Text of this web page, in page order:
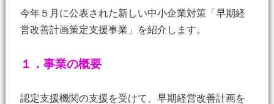
今年５月に公表された新しい中小企業対策「早期経
営改善計画策定支援事業」を紹介します。
１．事業の概要
認定支援機関の支援を受けて、早期経営改善計画を